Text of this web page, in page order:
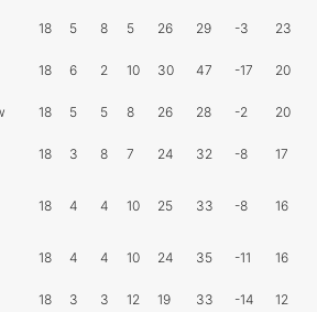
18 5 8 5 26 29 -3 23
18 6 2 10 30 47 -17 20
18 5 5 8 26 28 -2 20
18 3 8 7 24 32 -8 17
18 4 4 10 25 33 -8 16
18 4 4 10 24 35 -11 16
18 3 3 12 19 33 -14 12